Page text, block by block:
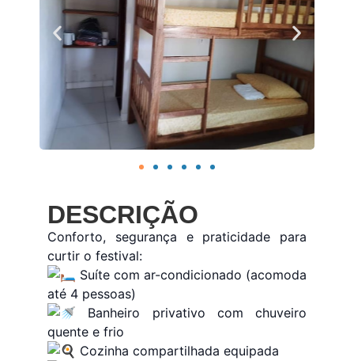
DESCRIÇÃO
Conforto, segurança e praticidade para
curtir o festival:
Suíte com ar-condicionado (acomoda
até 4 pessoas)
Banheiro privativo com chuveiro
quente e frio
Cozinha compartilhada equipada